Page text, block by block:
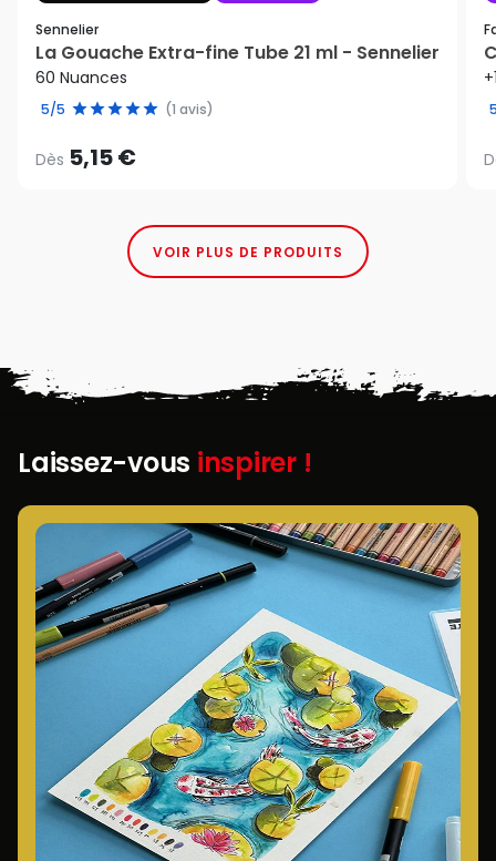
Sennelier
La Gouache Extra-fine Tube 21 ml - Sennelier
60 Nuances
5/5 (1 avis)
Dès 5,15 €
VOIR PLUS DE PRODUITS
Laissez-vous inspirer !